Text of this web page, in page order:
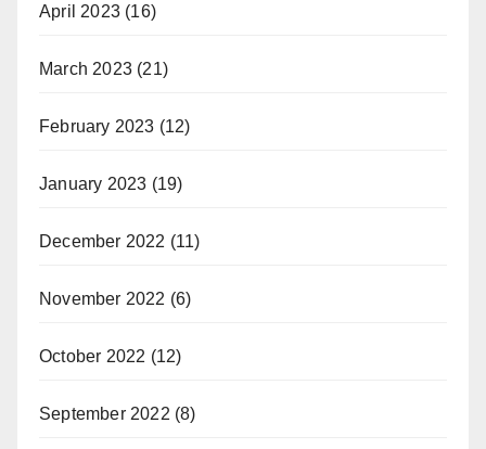
April 2023 (16)
March 2023 (21)
February 2023 (12)
January 2023 (19)
December 2022 (11)
November 2022 (6)
October 2022 (12)
September 2022 (8)